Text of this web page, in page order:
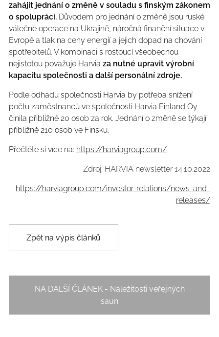
zahájit jednání o změně v souladu s finským zákonem
o spolupráci. Důvodem pro jednání o změně jsou ruské
válečné operace na Ukrajině, náročná finanční situace v
Evropě a tlak na ceny energií a jejich dopad na chování
spotřebitelů. V kombinaci s rostoucí všeobecnou
nejistotou považuje Harvia za nutné upravit výrobní
kapacitu společnosti a další personální zdroje.
Podle odhadu společnosti Harvia by potřeba snížení
počtu zaměstnanců ve společnosti Harvia Finland Oy
činila přibližně 20 osob za rok. Jednání o změně se týkají
přibližně 210 osob ve Finsku.
Přečtěte si více na: https://harviagroup.com/
Zdroj: HARVIA newsletter 14.10.2022
https://harviagroup.com/investor-relations/news-and-
releases/
Zpět na výpis článků
NA DALŠÍ ČLÁNEK - Náležitosti veřejných
saun